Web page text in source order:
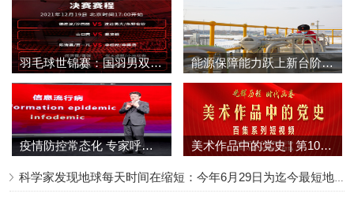
羽毛球世锦赛：国羽男双女双均闯进决赛 女单收获两枚铜牌 能源保障能力跃上新台阶 推动三大目标协调优化发展
疫情防控常态化 专家呼吁关注“信息流行病” 美术作品中的党史 | 第100集《为了每一名同胞》
科学家发现地球每天时间在缩短：今年6月29日为迄今最短地球日